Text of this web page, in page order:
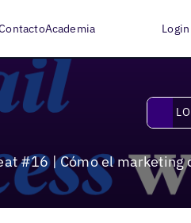
Academia Login
#16 | Cómo el marketing de
#16 | Cómo el